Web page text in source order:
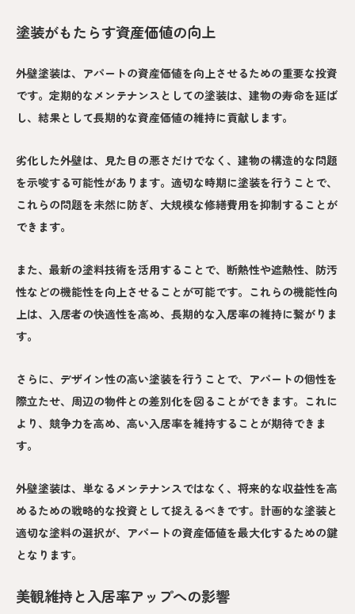
塗装がもたらす資産価値の向上
外壁塗装は、アパートの資産価値を向上させるための重要な投資
です。定期的なメンテナンスとしての塗装は、建物の寿命を延ば
し、結果として長期的な資産価値の維持に貢献します。
劣化した外壁は、見た目の悪さだけでなく、建物の構造的な問題
を示唆する可能性があります。適切な時期に塗装を行うことで、
これらの問題を未然に防ぎ、大規模な修繕費用を抑制することが
できます。
また、最新の塗料技術を活用することで、断熱性や遮熱性、防汚
性などの機能性を向上させることが可能です。これらの機能性向
上は、入居者の快適性を高め、長期的な入居率の維持に繋がりま
す。
さらに、デザイン性の高い塗装を行うことで、アパートの個性を
際立たせ、周辺の物件との差別化を図ることができます。これに
より、競争力を高め、高い入居率を維持することが期待できま
す。
外壁塗装は、単なるメンテナンスではなく、将来的な収益性を高
めるための戦略的な投資として捉えるべきです。計画的な塗装と
適切な塗料の選択が、アパートの資産価値を最大化するための鍵
となります。
美観維持と入居率アップへの影響